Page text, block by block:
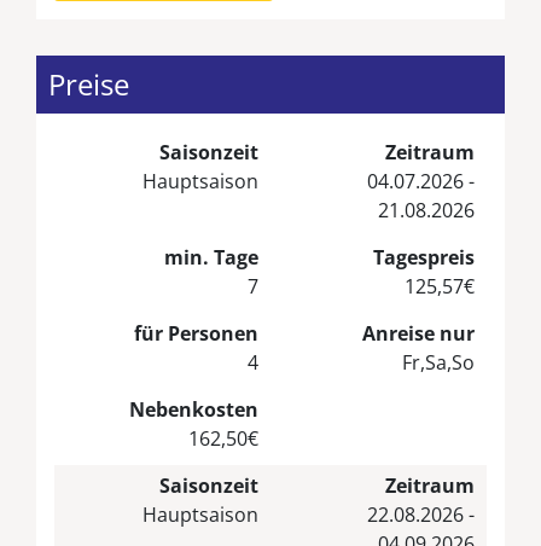
Preise
Saisonzeit
Hauptsaison
Zeitraum
04.07.2026 -
21.08.2026
min. Tage
7
Tagespreis
125,57€
für Personen
4
Anreise nur
Fr,Sa,So
Nebenkosten
162,50€
Saisonzeit
Hauptsaison
Zeitraum
22.08.2026 -